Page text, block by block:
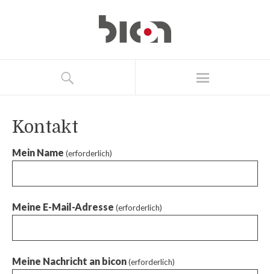
Kontakt
Mein Name (erforderlich)
Meine E-Mail-Adresse (erforderlich)
Meine Nachricht an bicon (erforderlich)